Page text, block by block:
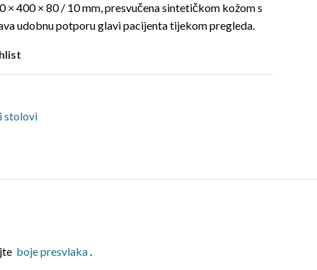
× 400 × 80 / 10 mm, presvučena sintetičkom kožom s
udobnu potporu glavi pacijenta tijekom pregleda.
stolovi
boje presvlaka.